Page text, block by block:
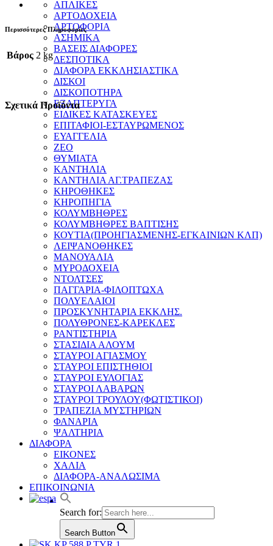
ΑΠΛΙΚΕΣ
ΑΡΤΟΔΟΧΕΙΑ
ΑΡΤΟΦΟΡΙΑ
ΑΣΗΜΙΚΑ
ΒΑΣΕΙΣ ΔΙΑΦΟΡΕΣ
ΔΕΣΠΟΤΙΚΑ
ΔΙΑΦΟΡΑ ΕΚΚΛΗΣΙΑΣΤΙΚΑ
ΔΙΣΚΟΙ
ΔΙΣΚΟΠΟΤΗΡΑ
ΕΞΑΠΤΕΡΥΓΑ
ΕΙΔΙΚΕΣ ΚΑΤΑΣΚΕΥΕΣ
ΕΠΙΤΑΦΙΟΙ-ΕΣΤΑΥΡΩΜΕΝΟΣ
ΕΥΑΓΓΕΛΙΑ
ΖΕΟ
ΘΥΜΙΑΤΑ
ΚΑΝΤΗΛΙΑ
ΚΑΝΤΗΛΙΑ ΑΓ.ΤΡΑΠΕΖΑΣ
ΚΗΡΟΘΗΚΕΣ
ΚΗΡΟΠΗΓΙΑ
ΚΟΛΥΜΒΗΘΡΕΣ
ΚΟΛΥΜΒΗΘΡΕΣ ΒΑΠΤΙΣΗΣ
ΚΟΥΤΙΑ(ΠΡΟΗΓΙΑΣΜΕΝΗΣ-ΕΓΚΑΙΝΙΩΝ ΚΛΠ)
ΛΕΙΨΑΝΟΘΗΚΕΣ
ΜΑΝΟΥΑΛΙΑ
ΜΥΡΟΔΟΧΕΙΑ
ΝΤΟΛΤΣΕΣ
ΠΑΓΓΑΡΙΑ-ΦΙΛΟΠΤΩΧΑ
ΠΟΛΥΕΛΑΙΟΙ
ΠΡΟΣΚΥΝΗΤΑΡΙΑ ΕΚΚΛΗΣ.
ΠΟΛΥΘΡΟΝΕΣ-ΚΑΡΕΚΛΕΣ
ΡΑΝΤΙΣΤΗΡΙΑ
ΣΤΑΣΙΔΙΑ ΑΛΟΥΜ
ΣΤΑΥΡΟΙ ΑΓΙΑΣΜΟΥ
ΣΤΑΥΡΟΙ ΕΠΙΣΤΗΘΙΟΙ
ΣΤΑΥΡΟΙ ΕΥΛΟΓΙΑΣ
ΣΤΑΥΡΟΙ ΛΑΒΑΡΩΝ
ΣΤΑΥΡΟΙ ΤΡΟΥΛΟΥ(ΦΩΤΙΣΤΙΚΟΙ)
ΤΡΑΠΕΖΙΑ ΜΥΣΤΗΡΙΩΝ
ΦΑΝΑΡΙΑ
ΨΑΛΤΗΡΙΑ
ΔΙΑΦΟΡΑ
ΕΙΚΟΝΕΣ
ΧΑΛΙΑ
ΔΙΑΦΟΡΑ-ΑΝΑΛΩΣΙΜΑ
ΕΠΙΚΟΙΝΩΝΙΑ
Search for:
Search Button
Περισσότερες Πληροφορίες
Βάρος 2 kg
Σχετικά Προϊόντα